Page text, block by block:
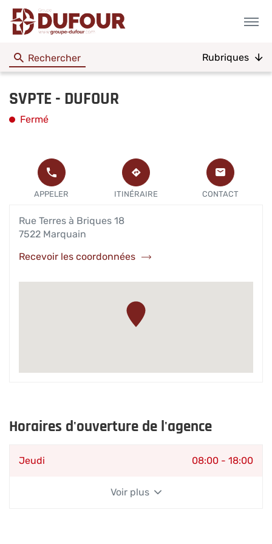
Menu
Rechercher Rubriques
SVPTE - DUFOUR
Fermé
APPELER
L'AGENCE
SVPTE -
APPELER ITINÉRAIRE
JUSQU'À
L'AGENCE
SVPTE
CONTACT
L'AGENCE
SVPTE
-
Rue Terres à Briques 18
7522 Marquain
Recevoir les coordonnées
de
SVPTE
Horaires d'ouverture de l'agence
Horaires
Jeudi 08:00 - 18:00
Voir plus
et